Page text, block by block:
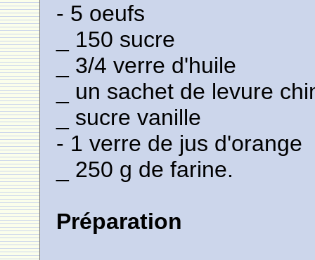
- 5 oeufs
_ 150 sucre
_ 3/4 verre d'huile
_ un sachet de levure
_ sucre vanille
- 1 verre de jus d'orange
_ 250 g de farine.
Préparation